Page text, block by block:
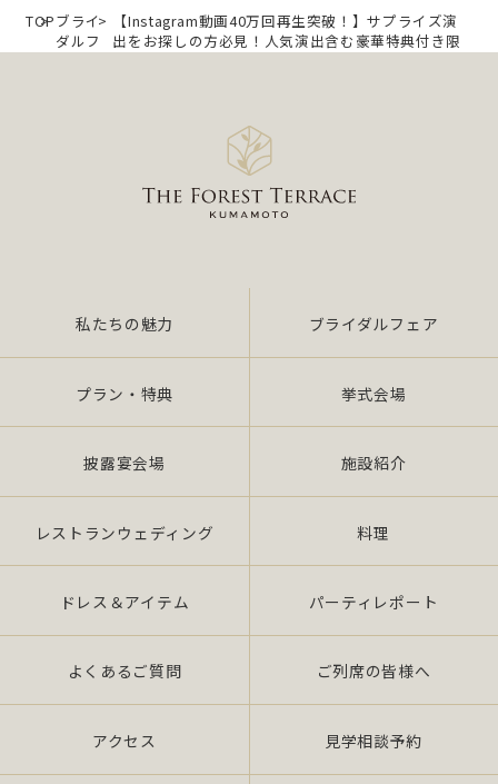
TOPブライ
ダルフ
【Instagram動画40万回再生突破！】サプライズ演
出をお探しの方必見！人気演出含む豪華特典付き限
私たちの魅力 ブライダルフェア
プラン・特典 挙式会場
披露宴会場 施設紹介
レストランウェディング 料理
ドレス＆アイテム パーティレポート
よくあるご質問 ご列席の皆様へ
アクセス 見学相談予約